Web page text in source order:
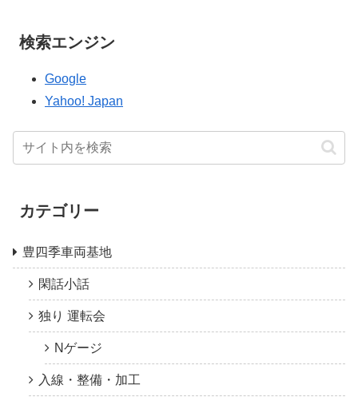
検索エンジン
Google
Yahoo! Japan
カテゴリー
豊四季車両基地
閑話小話
独り 運転会
Nゲージ
入線・整備・加工